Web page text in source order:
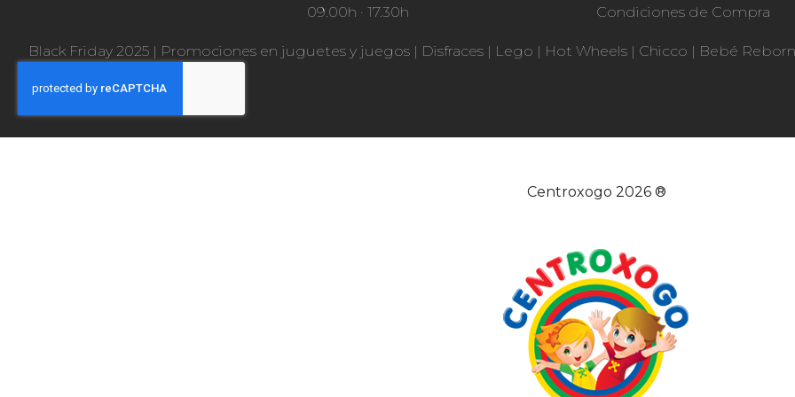
09.00h · 17.30h
Condiciones de Compra
Black Friday 2025 | Promociones en juguetes y juegos | Disfraces | Lego | Hot Wheels | Chicco | Bebé Reborn
Centroxogo 2026 ®